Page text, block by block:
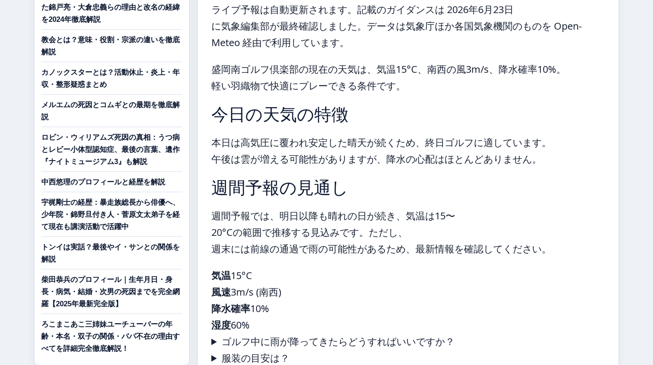
ライブ予報は自動更新されます。記載のガイダンスは 2026年6月23日
に気象編集部が最終確認しました。データは気象庁ほか各国気象機関のものを Open-
Meteo 経由で利用しています。
盛岡南ゴルフ倶楽部の現在の天気は、気温15°C、南西の風3m/s、降水確率10%。
軽い羽織物で快適にプレーできる条件です。
今日の天気の特徴
本日は高気圧に覆われ安定した晴天が続くため、終日ゴルフに適しています。
午後は雲が増える可能性がありますが、降水の心配はほとんどありません。
週間予報の見通し
週間予報では、明日以降も晴れの日が続き、気温は15〜
20°Cの範囲で推移する見込みです。ただし、
週末には前線の通過で雨の可能性があるため、最新情報を確認してください。
気温15°C
風速3m/s (南西)
降水確率10%
湿度60%
ゴルフ中に雨が降ってきたらどうすればいいですか？
服装の目安は？
た錦戸亮・大倉忠義らの理由と改名の経緯
を2024年徹底解説
教会とは？意味・役割・宗派の違いを徹底
解説
カノックスターとは？活動休止・炎上・年
収・整形疑惑まとめ
メルエムの死因とコムギとの最期を徹底解
説
ロビン・ウィリアムズ死因の真相：うつ病
とレビー小体型認知症、最後の言葉、遺作
『ナイトミュージアム3』も解説
中西悠理のプロフィールと経歴を解説
宇梶剛士の経歴：暴走族総長から俳優へ、
少年院・錦野旦付き人・菅原文太弟子を経
て現在も講演活動で活躍中
トンイは実話？最後やイ・サンとの関係を
解説
柴田恭兵のプロフィール｜生年月日・身
長・病気・結婚・次男の死因までを完全網
羅【2025年最新完全版】
ろこまこあこ三姉妹ユーチューバーの年
齢・本名・双子の関係・パパ不在の理由す
べてを詳細完全徹底解説！